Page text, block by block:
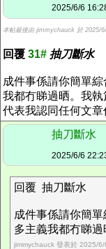
2025/6/6
本帖最後由 jimmychauck 於 2025/
回覆 31# 抽刀斷水
成件事係請你簡單
我都冇睇過晒。我
代表我認同任何文章
抽刀斷水
2025/6/6
回覆 抽刀斷水
成件事係請你簡
多主義我都冇睇
jimmychauck 發表於 2025/